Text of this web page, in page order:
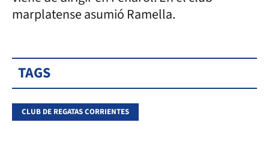
marplatense asumió Ramella.
TAGS
CLUB DE REGATAS CORRIENTES